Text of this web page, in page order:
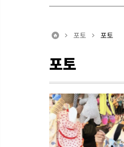
포토 포토
포토